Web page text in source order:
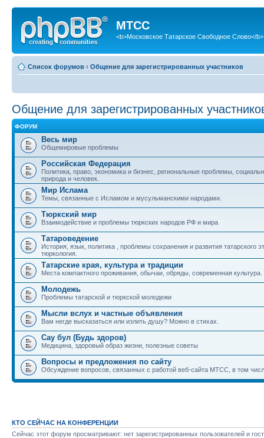
МТСС
<b>Московское Татарское Свободное Слово</b>
Список форумов ‹ Общение для зарегистрированных участников
Общение для зарегистрированных
ФОРУМ
Весь мир
Общемировые проблемы
Российская Федерация
Политика, право, экономика и бизнес, региональные проблемы,
природа и человек.
Мир Ислама
Темы, связанные с Исламом и мусульманскими народами.
Тюркский мир
Взаимодействие и проблемы тюркских народов РФ и мира
Татароведение
История, язык, политика , проблемы сохранения и развития татарского
тюркология.
Татарские края, культура и традиции
Места компактного проживания, обычаи, обряды, современная культура.
Молодежь
Проблемы татарской и тюркской молодежи
Мысли вслух и частные объявления
Вам негде высказаться или излить душу? Можно в стихах.
Сау бул (Будь здоров)
Медицина, здоровый образ жизни, полезные советы
Вопросы и предложения по сайту
Обсуждение вопросов, связанных с работой веб-сайта МТСС, в том
КТО СЕЙЧАС НА КОНФЕРЕНЦИИ
Сейчас этот форум просматривают: нет зарегистрированных пользователей и